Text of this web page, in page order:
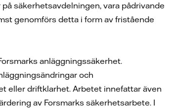
säkerhetsavdelningen, vara pådrivande
genomförs detta i form av fristående
anläggningssäkerhet.
och
eller driftklarhet. Arbetet innefattar även
av Forsmarks säkerhetsarbete. I